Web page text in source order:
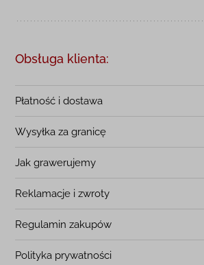
Obsługa klienta:
Płatność i dostawa
Wysyłka za granicę
Jak grawerujemy
Reklamacje i zwroty
Regulamin zakupów
Polityka prywatności